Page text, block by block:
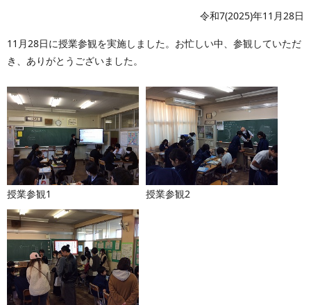
令和7(2025)年11月28日
11月28日に授業参観を実施しました。お忙しい中、参観していただ
き、ありがとうございました。
授業参観1 授業参観2